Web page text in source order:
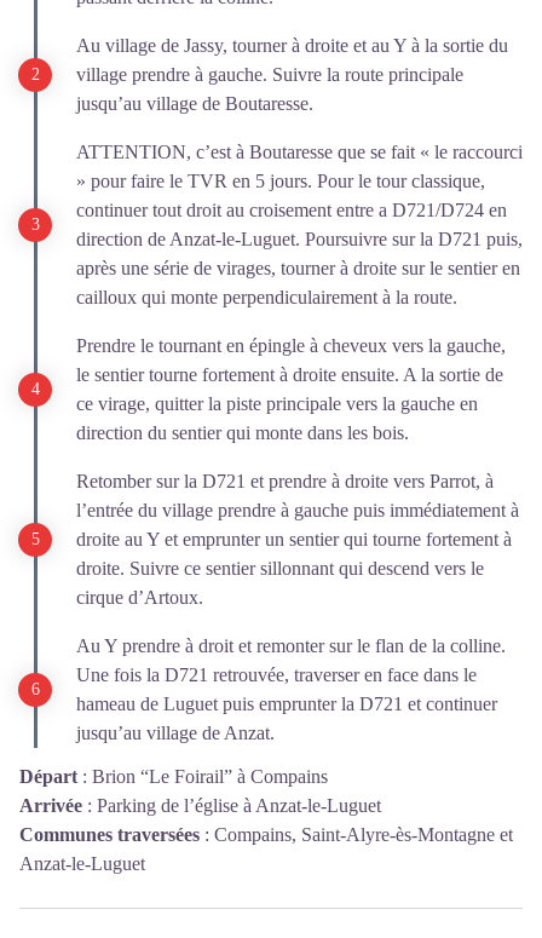
Au village de Jassy, tourner à droite et au Y à la sortie du
village prendre à gauche. Suivre la route principale
jusqu’au village de Boutaresse.
ATTENTION, c’est à Boutaresse que se fait « le raccourci
» pour faire le TVR en 5 jours. Pour le tour classique,
continuer tout droit au croisement entre a D721/D724 en
direction de Anzat-le-Luguet. Poursuivre sur la D721 puis,
après une série de virages, tourner à droite sur le sentier en
cailloux qui monte perpendiculairement à la route.
Prendre le tournant en épingle à cheveux vers la gauche,
le sentier tourne fortement à droite ensuite. A la sortie de
ce virage, quitter la piste principale vers la gauche en
direction du sentier qui monte dans les bois.
Retomber sur la D721 et prendre à droite vers Parrot, à
l’entrée du village prendre à gauche puis immédiatement à
droite au Y et emprunter un sentier qui tourne fortement à
droite. Suivre ce sentier sillonnant qui descend vers le
cirque d’Artoux.
Au Y prendre à droit et remonter sur le flan de la colline.
Une fois la D721 retrouvée, traverser en face dans le
hameau de Luguet puis emprunter la D721 et continuer
jusqu’au village de Anzat.
Départ : Brion “Le Foirail” à Compains
Arrivée : Parking de l’église à Anzat-le-Luguet
Communes traversées : Compains, Saint-Alyre-ès-Montagne et
Anzat-le-Luguet